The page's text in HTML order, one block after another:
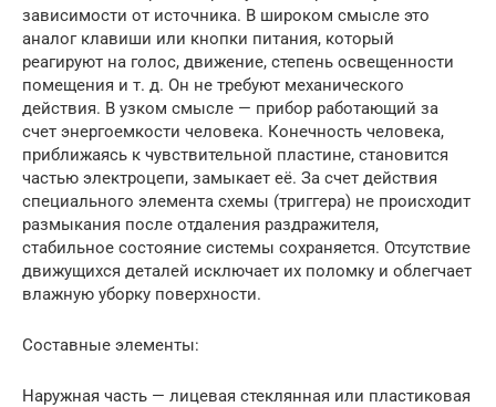
зависимости от источника. В широком смысле это
аналог клавиши или кнопки питания, который
реагируют на голос, движение, степень освещенности
помещения и т. д. Он не требуют механического
действия. В узком смысле — прибор работающий за
счет энергоемкости человека. Конечность человека,
приближаясь к чувствительной пластине, становится
частью электроцепи, замыкает её. За счет действия
специального элемента схемы (триггера) не происходит
размыкания после отдаления раздражителя,
стабильное состояние системы сохраняется. Отсутствие
движущихся деталей исключает их поломку и облегчает
влажную уборку поверхности.
Составные элементы:
Наружная часть — лицевая стеклянная или пластиковая